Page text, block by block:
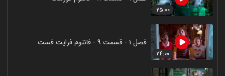
۲۵:۰۰
۲۴:۰۰
فصل ۱ - قسمت ۹ - فانتوم فرایت فست